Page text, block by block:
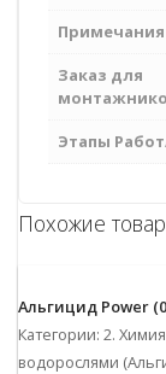
Примечания
Заказ для
Этапы
Похожие
Альгицид Power
Категории: 2.
водорослями